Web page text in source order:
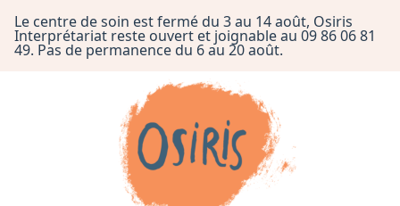
Le centre de soin est fermé du 3 au 14 août, Osiris
Interprétariat reste ouvert et joignable au 09 86 06 81
49. Pas de permanence du 6 au 20 août.